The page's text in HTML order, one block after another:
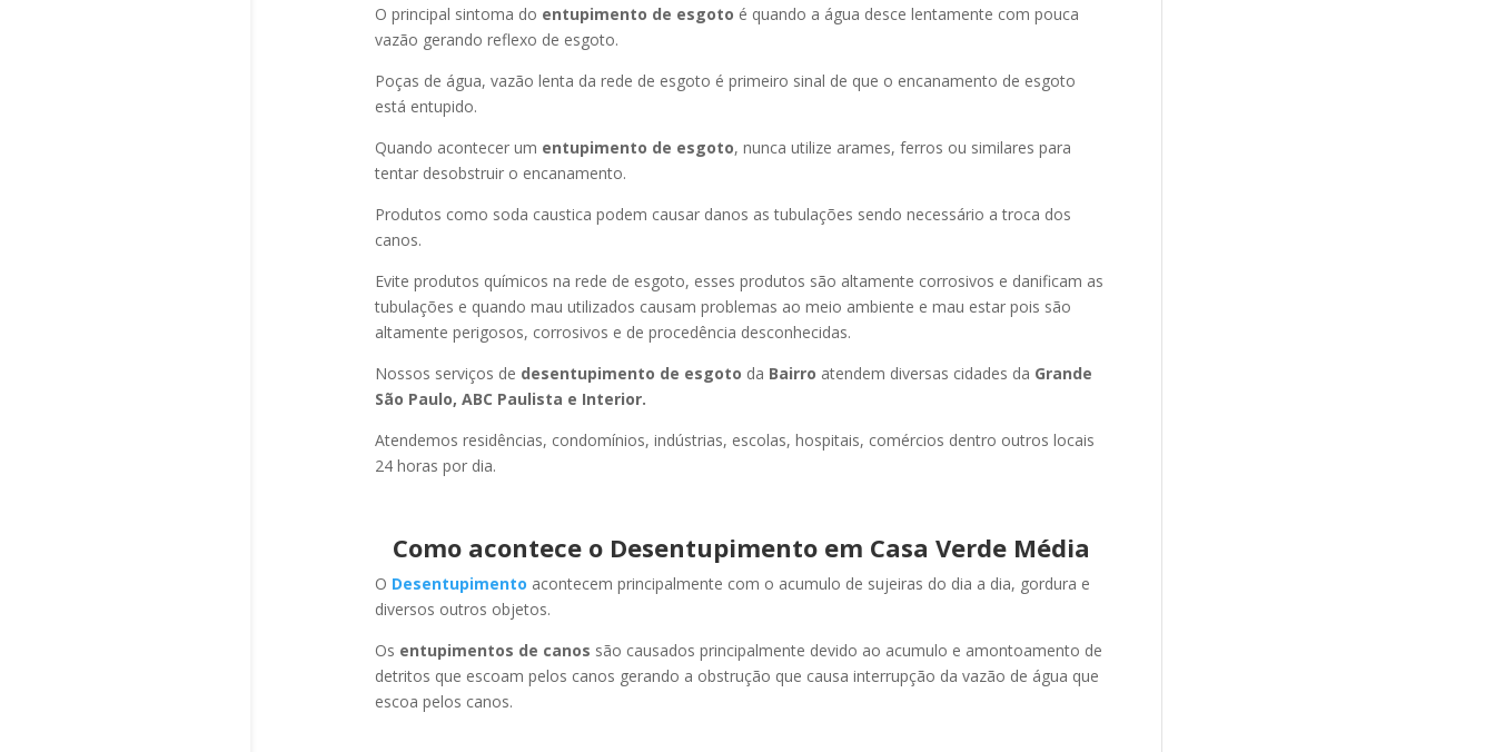
O principal sintoma do entupimento de esgoto é quando a água desce lentamente com pouca
vazão gerando reflexo de esgoto.
Poças de água, vazão lenta da rede de esgoto é primeiro sinal de que o encanamento de esgoto
está entupido.
Quando acontecer um entupimento de esgoto, nunca utilize arames, ferros ou similares para
tentar desobstruir o encanamento.
Produtos como soda caustica podem causar danos as tubulações sendo necessário a troca dos
canos.
Evite produtos químicos na rede de esgoto, esses produtos são altamente corrosivos e danificam as
tubulações e quando mau utilizados causam problemas ao meio ambiente e mau estar pois são
altamente perigosos, corrosivos e de procedência desconhecidas.
Nossos serviços de desentupimento de esgoto da Bairro atendem diversas cidades da Grande
São Paulo, ABC Paulista e Interior.
Atendemos residências, condomínios, indústrias, escolas, hospitais, comércios dentro outros locais
24 horas por dia.
Como acontece o Desentupimento em Casa Verde Média
O Desentupimento acontecem principalmente com o acumulo de sujeiras do dia a dia, gordura e
diversos outros objetos.
Os entupimentos de canos são causados principalmente devido ao acumulo e amontoamento de
detritos que escoam pelos canos gerando a obstrução que causa interrupção da vazão de água que
escoa pelos canos.